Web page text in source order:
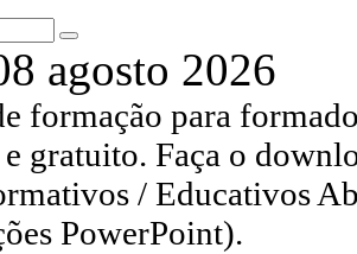
agosto 2026
formação para
gratuito. Faça o
/ Educativos
PowerPoint).